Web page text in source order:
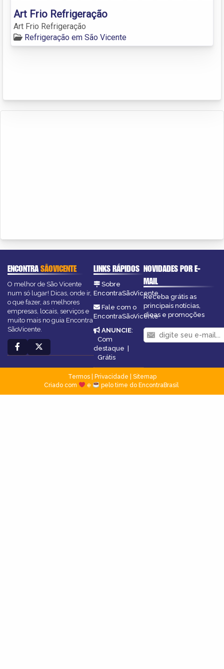
Art Frio Refrigeração
Art Frio Refrigeração
Refrigeração em São Vicente
ENCONTRASÃOVICENTE
O melhor de São Vicente
num só lugar! Dicas, onde ir,
o que fazer, as melhores
empresas, locais, serviços e
muito mais no guia Encontra
SãoVicente.
LINKS RÁPIDOS
Sobre
EncontraSãoVicente
Fale com o
EncontraSãoVicente
ANUNCIE:
Com
destaque |
Grátis
NOVIDADES POR E-
MAIL
Receba grátis as
principais notícias,
dicas e promoções
Termos| Privacidade
Sitemap
Criado com
e pelo time do EncontraBrasil